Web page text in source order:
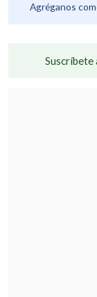
Agréganos
Suscríbete